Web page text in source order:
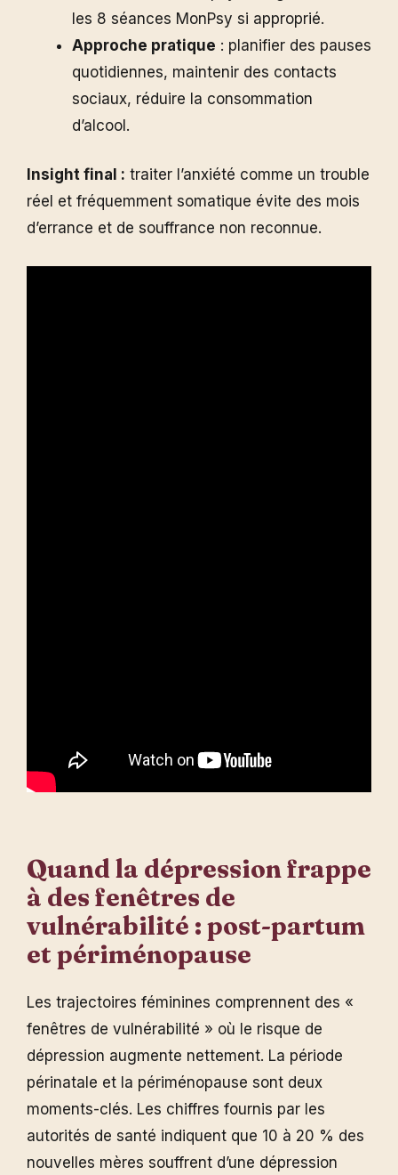
les 8 séances MonPsy si approprié.
Approche pratique : planifier des pauses
quotidiennes, maintenir des contacts
sociaux, réduire la consommation
d’alcool.
Insight final : traiter l’anxiété comme un trouble
réel et fréquemment somatique évite des mois
d’errance et de souffrance non reconnue.
Quand la dépression frappe
à des fenêtres de
vulnérabilité : post-partum
et périménopause
Les trajectoires féminines comprennent des «
fenêtres de vulnérabilité » où le risque de
dépression augmente nettement. La période
périnatale et la périménopause sont deux
moments-clés. Les chiffres fournis par les
autorités de santé indiquent que 10 à 20 % des
nouvelles mères souffrent d’une dépression